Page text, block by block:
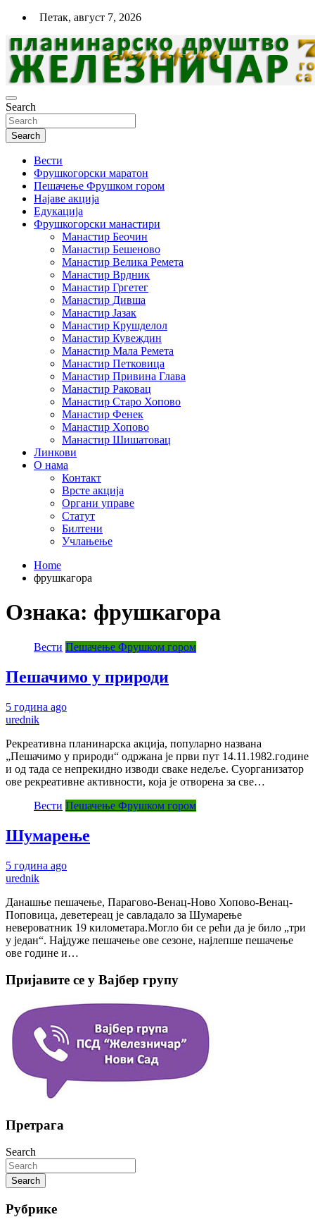
Skip
content
Петак, август 7, 2026
Планинарско спортско друштво
"Железничар"- Нови Сад
Search
Search
Вести
Фрушкогорски маратон
Пешачење Фрушком гором
Најаве акција
Едукација
Фрушкогорски манастири
Манастир Беочин
Манастир Бешеново
Манастир Велика Ремета
Манастир Врдник
Манастир Гргетег
Манастир Дивша
Манастир Јазак
Манастир Крушделол
Манастир Кувеждин
Манастир Мала Ремета
Манастир Петковица
Манастир Привина Глава
Манастир Раковац
Манастир Старо Хопово
Манастир Фенек
Манастир Хопово
Манастир Шишатовац
Линкови
О нама
Контакт
Врсте акција
Органи управе
Статут
Билтени
Учлањење
Home
фрушкагора
Ознака: фрушкагора
Вести Пешачење Фрушком гором
Пешачимо у природи
5 година ago
urednik
Рекреативна планинарска акција, популарно названа
„Пешачимо у природи“ одржана је први пут 14.11.1982.године
и од тада се непрекидно изводи сваке недеље. Суорганизатор
ове рекреативне активности, која је отворена за све…
Вести Пешачење Фрушком гором
Шумарење
5 година ago
urednik
Данашње пешачење, Парагово-Венац-Ново Хопово-Венац-
Поповица, деветереац је савладало за Шумарење
невероватник 19 километара.Могло би се рећи да је било „три
у један“. Најдуже пешачење ове сезоне, најлепше пешачење
ове године и…
Пријавите се у Вајбер групу
Претрага
Search
Search
Рубрике